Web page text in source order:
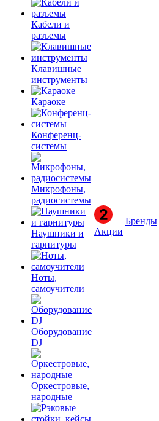
Кабели и
разъемы
Клавишные
инструменты
Караоке
Конференц-
системы
Микрофоны,
радиосистемы
Наушники и
гарнитуры
Ноты,
самоучители
Оборудование
DJ
Оркестровые,
народные
Акции
Бренды